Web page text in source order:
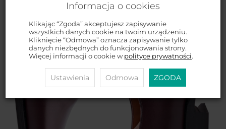
Informacja o cookies
Klikając “Zgoda” akceptujesz zapisywanie
wszystkich danych cookie na twoim urządzeniu.
Kliknięcie “Odmowa” oznacza zapisywanie tylko
danych niezbędnych do funkcjonowania strony.
Więcej informacji o cookie w polityce prywatności.
Ustawienia Odmowa ZGODA